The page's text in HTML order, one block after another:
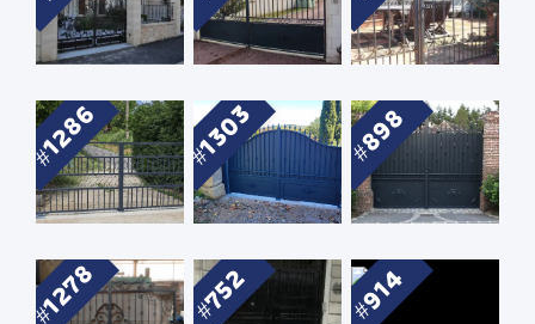
1286 1303 898
1278 752 914